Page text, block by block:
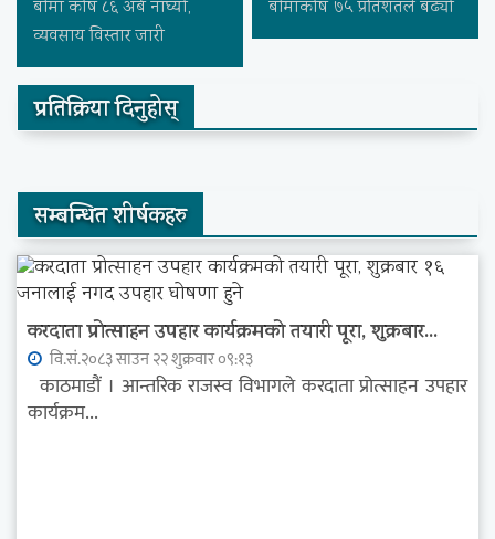
बीमा कोष ८६ अर्ब नाघ्यो,
व्यवसाय विस्तार जारी
बीमाकोष ७५ प्रतिशतले बढ्यो
प्रतिक्रिया दिनुहोस्
सम्बन्धित शीर्षकहरु
करदाता प्रोत्साहन उपहार कार्यक्रमको तयारी पूरा, शुक्रबार...
वि.सं.२०८३ साउन २२ शुक्रवार ०९:१३
काठमाडौं । आन्तरिक राजस्व विभागले करदाता प्रोत्साहन उपहार
कार्यक्रम...